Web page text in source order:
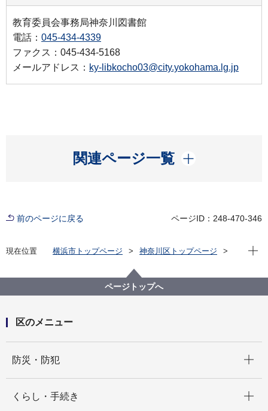
教育委員会事務局神奈川図書館
電話： 045-434-4339
ファクス：045-434-5168
メールアドレス： ky-libkocho03@city.yokohama.lg.jp
関連ページ一覧
開く
前のページに戻る ページID：248-470-346
現在位置 横浜市トップページ
神奈川区トップページ
神奈川区100歳おめでとう！絵本制作ワークショップ
現在
ページトップへ
区のメニュー
防災・防犯
くらし・手続き